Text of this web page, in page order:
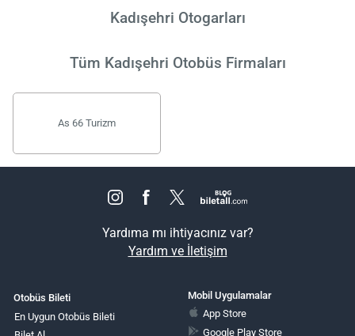
Kadışehri Otogarları
Tüm Kadışehri Otobüs Firmaları
As 66 Turizm
Yardıma mı ihtiyacınız var?
Yardım ve İletişim
Otobüs Bileti
En Uygun Otobüs Bileti
Mobil Uygulamalar
App Store
Google Play Store